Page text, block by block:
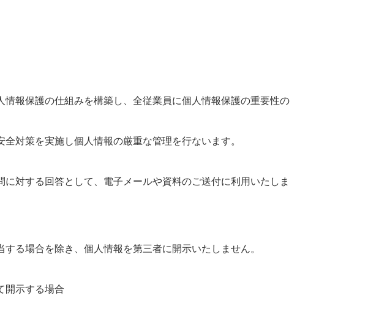
報保護の仕組みを構築し、全従業員に個人情報保護の重要性の
対策を実施し個人情報の厳重な管理を行ないます。
対する回答として、電子メールや資料のご送付に利用いたしま
る場合を除き、個人情報を第三者に開示いたしません。
開示する場合